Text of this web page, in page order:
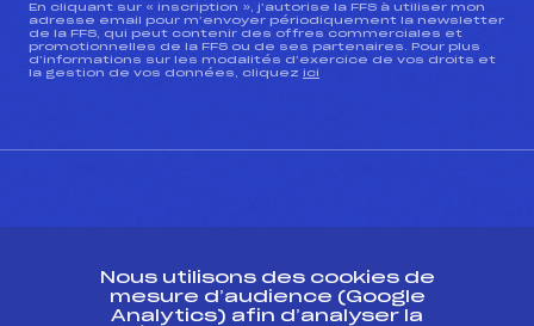
En cliquant sur « inscription », j’autorise la FFS à utiliser mon
adresse email pour m’envoyer périodiquement la newsletter
de la FFS, qui peut contenir des offres commerciales et
promotionnelles de la FFS ou de ses partenaires. Pour plus
d’informations sur les modalités d’exercice de vos droits et
la gestion de vos données, cliquez ici
Nous utilisons des cookies de
mesure d’audience (Google
Analytics) afin d’analyser la